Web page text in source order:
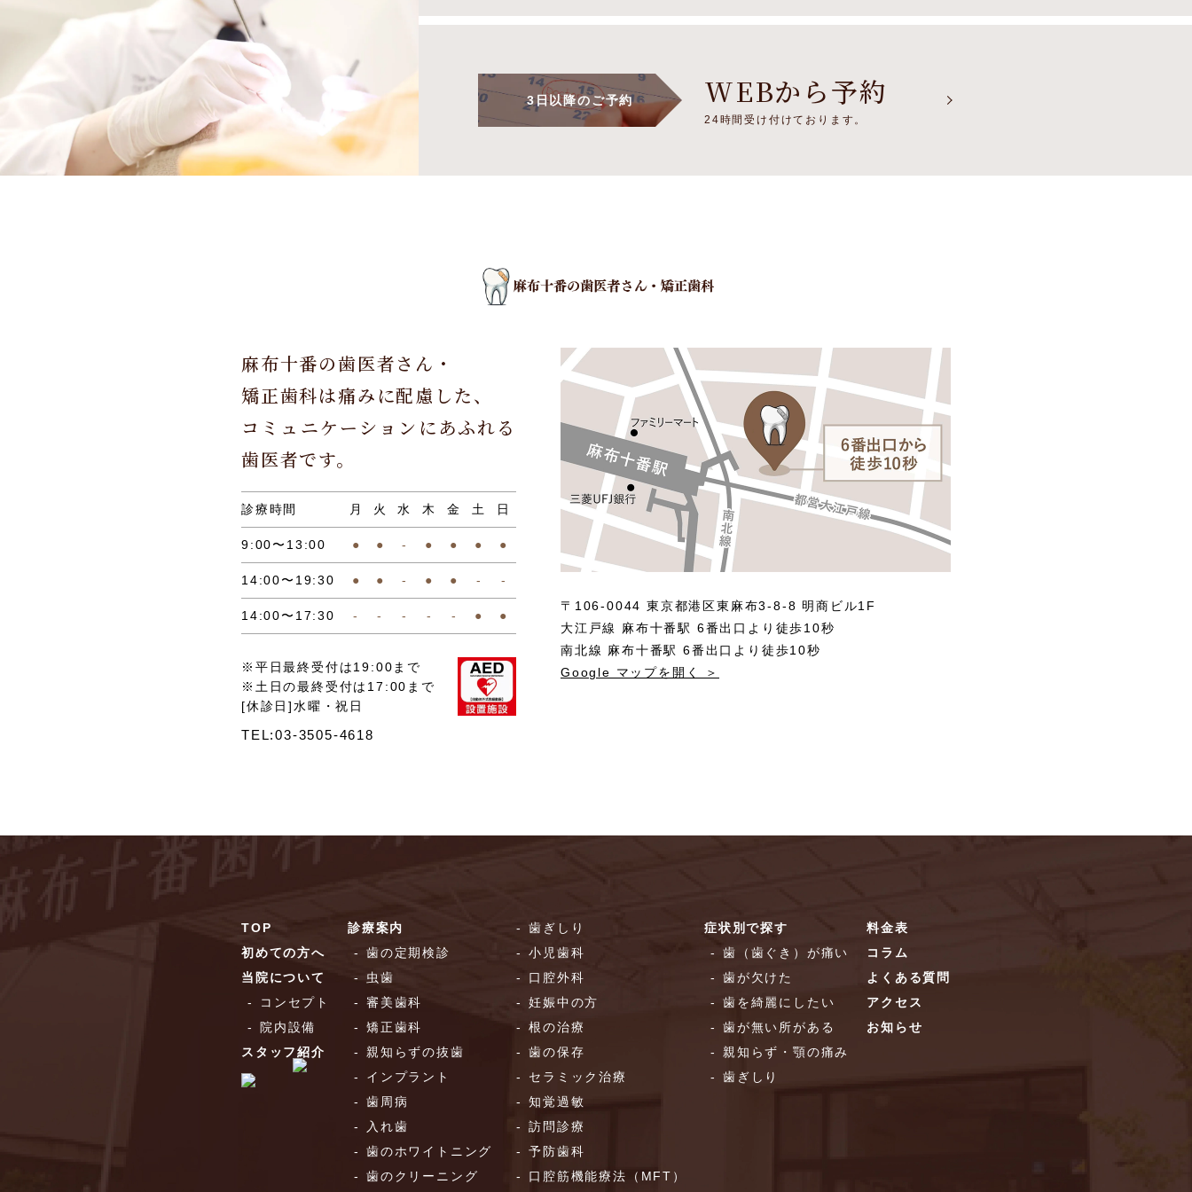
3日以降のご予約 WEBから予約
24時間受け付けております。
麻布十番の歯医者さん・
矯正歯科は痛みに配慮した、
コミュニケーションにあふれる
歯医者です。
診療時間 月 火 水 木 金 土 日
9:00〜13:00 ● ● - ● ● ● ●
14:00〜19:30 ● ● - ● ● - -
14:00〜17:30 - - - - - ● ●
※平日最終受付は19:00まで
※土日の最終受付は17:00まで
[休診日]水曜・祝日
TEL:03-3505-4618
〒106-0044 東京都港区東麻布3-8-8 明商ビル1F
大江戸線 麻布十番駅 6番出口より徒歩10秒
南北線 麻布十番駅 6番出口より徒歩10秒
Google マップを開く ＞
TOP
初めての方へ
当院について
コンセプト
院内設備
スタッフ紹介
診療案内
歯の定期検診
虫歯
審美歯科
矯正歯科
親知らずの抜歯
インプラント
歯周病
入れ歯
歯のホワイトニング
歯のクリーニング
歯ぎしり
小児歯科
口腔外科
妊娠中の方
根の治療
歯の保存
セラミック治療
知覚過敏
訪問診療
予防歯科
口腔筋機能療法（MFT）
症状別で探す
歯（歯ぐき）が痛い
歯が欠けた
歯を綺麗にしたい
歯が無い所がある
親知らず・顎の痛み
歯ぎしり
料金表
コラム
よくある質問
アクセス
お知らせ